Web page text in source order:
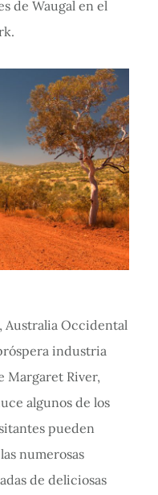
de Waugal en el
Australia Occidental
industria
Margaret River,
algunos de los
pueden
numerosas
de deliciosas